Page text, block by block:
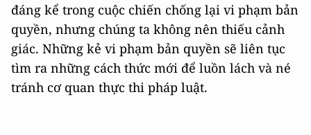
đáng kể trong cuộc chiến chống lại vi phạm bản
quyền, nhưng chúng ta không nên thiếu cảnh
giác. Những kẻ vi phạm bản quyền sẽ liên tục
tìm ra những cách thức mới để luồn lách và né
tránh cơ quan thực thi pháp luật.